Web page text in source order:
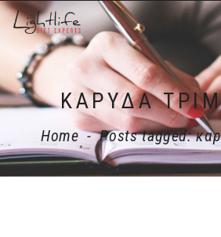
ΚΑΡΎΔΑ
Home - Posts tagged: